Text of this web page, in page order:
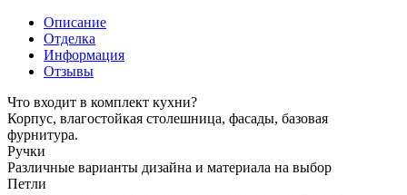
Описание
Отделка
Информация
Отзывы
Что входит в комплект кухни?
Корпус, влагостойкая столешница, фасады, базовая
фурнитура.
Ручки
Различные варианты дизайна и материала на выбор
Петли